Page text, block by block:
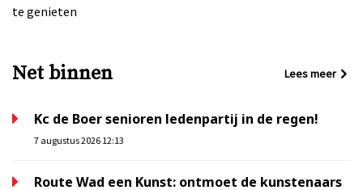
te genieten
Net binnen Lees meer
Kc de Boer senioren ledenpartij in de regen!
7 augustus 2026 12:13
Route Wad een Kunst: ontmoet de kunstenaars